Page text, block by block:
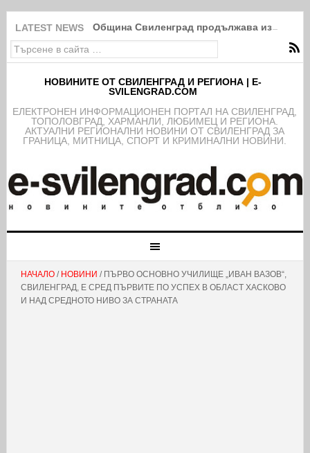
LATEST NEWS Община Свиленград продължава
НОВИНИТЕ ОТ СВИЛЕНГРАД И РЕГИОНА | E-
SVILENGRAD.COM
EЛЕКТРОНЕН ИНФОРМАЦИОНЕН ПОРТАЛ НА СВИЛЕНГРАД,
ТОПОЛОВГРАД, ХАРМАНЛИ, ЛЮБИМЕЦ И РЕГИОНА.
АКТУАЛНИ РЕГИОНАЛНИ НОВИНИ ОТ СВИЛЕНГРАД ЗА
ГРАНИЦА, МИТНИЦА, СПОРТ И КРИМИНАЛНИ НОВИНИ.
НАЧАЛО/ НОВИНИ / ПЪРВО ОСНОВНО УЧИЛИЩЕ „ИВАН ВАЗОВ“,
СВИЛЕНГРАД, Е СРЕД ПЪРВИТЕ ПО УСПЕХ В ОБЛАСТ ХАСКОВО
И НАД СРЕДНОТО НИВО ЗА СТРАНАТА